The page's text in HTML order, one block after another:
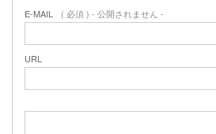
E-MAIL ( 必須 ) - 公開されません -
URL